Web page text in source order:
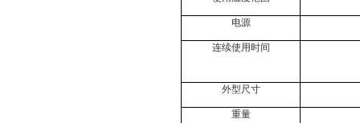
电源
连续使用时间
外型尺寸
重量